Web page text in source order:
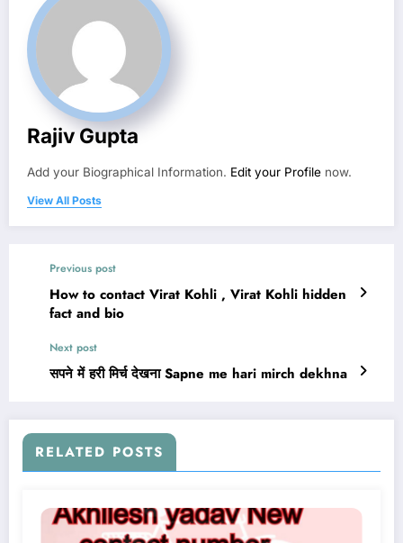
Rajiv Gupta
Add your Biographical Information. Edit your Profile now.
View All Posts
Previous post
How to contact Virat Kohli , Virat Kohli hidden
fact and bio
Next post
सपने में हरी मिर्च देखना Sapne me hari mirch dekhna
RELATED POSTS